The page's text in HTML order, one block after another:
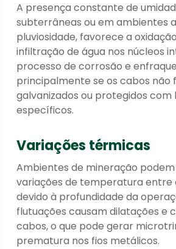
A presença constante de
subterrâneas ou em ambientes
pluviosidade, favorece a
infiltração de água nos núcleos
processo de corrosão e
principalmente se os cabos não
galvanizados ou protegidos
específicos.
Variações térmicas
Ambientes de mineração
variações de temperatura entre
devido à profundidade da
flutuações causam dilatações e
cabos, o que pode gerar
prematura nos fios metálicos.